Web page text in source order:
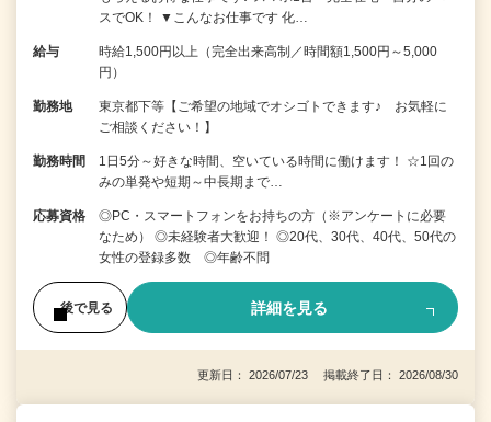
スでOK！ ▼こんなお仕事です 化…
給与
時給1,500円以上（完全出来高制／時間額1,500円～5,000
円）
勤務地
東京都下等【ご希望の地域でオシゴトできます♪ お気軽に
ご相談ください！】
勤務時間
1日5分～好きな時間、空いている時間に働けます！ ☆1回の
みの単発や短期～中長期まで…
応募資格
◎PC・スマートフォンをお持ちの方（※アンケートに必要
なため） ◎未経験者大歓迎！ ◎20代、30代、40代、50代の
女性の登録多数 ◎年齢不問
後で見る 詳細を見る
更新日： 2026/07/23 掲載終了日： 2026/08/30